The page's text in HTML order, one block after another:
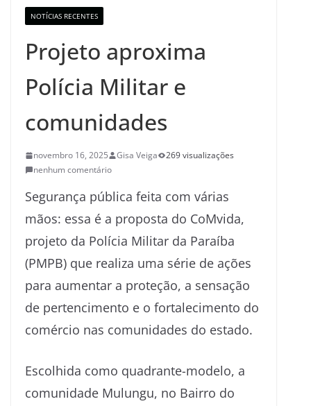
NOTÍCIAS RECENTES
Projeto aproxima
Polícia Militar e
comunidades
novembro 16, 2025 Gisa Veiga
269 visualizações
nenhum comentário
Segurança pública feita com várias
mãos: essa é a proposta do CoMvida,
projeto da Polícia Militar da Paraíba
(PMPB) que realiza uma série de ações
para aumentar a proteção, a sensação
de pertencimento e o fortalecimento do
comércio nas comunidades do estado.
Escolhida como quadrante-modelo, a
comunidade Mulungu, no Bairro do